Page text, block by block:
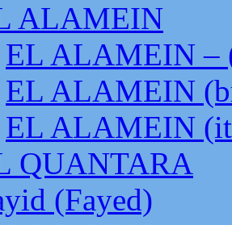
ALAMEIN
EL ALAMEIN –
EL ALAMEIN
EL ALAMEIN
QUANTARA
(Fayed)